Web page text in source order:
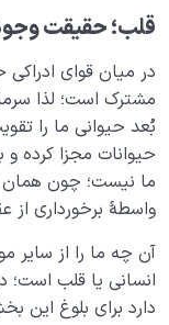
قلب؛ حقیقت
در میان قوای
مشترک است؛ لذا
بُعد حیوانی ما را
حیوانات مجزا کرده
ما نیست؛ چون همان
واسطۀ برخورداری
آن چه ما را از
انسانی یا قلب
دارد برای بلوغ